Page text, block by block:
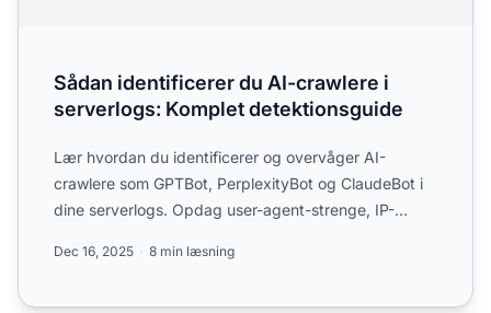
Sådan identificerer du AI-crawlere i
serverlogs: Komplet detektionsguide
Lær hvordan du identificerer og overvåger AI-
crawlere som GPTBot, PerplexityBot og ClaudeBot i
dine serverlogs. Opdag user-agent-strenge, IP-
Dec 16, 2025 8 min læsning